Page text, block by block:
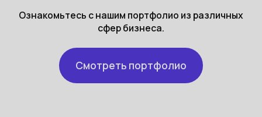
Ознакомьтесь с нашим портфолио из различных
сфер бизнеса.
Смотреть портфолио